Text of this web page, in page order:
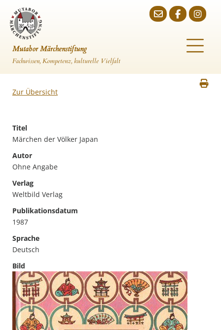
Mutabor Märchenstiftung
Fachwissen, Kompetenz, kulturelle Vielfalt
Zur Übersicht
Titel
Märchen der Völker Japan
Autor
Ohne Angabe
Verlag
Weltbild Verlag
Publikationsdatum
1987
Sprache
Deutsch
Bild